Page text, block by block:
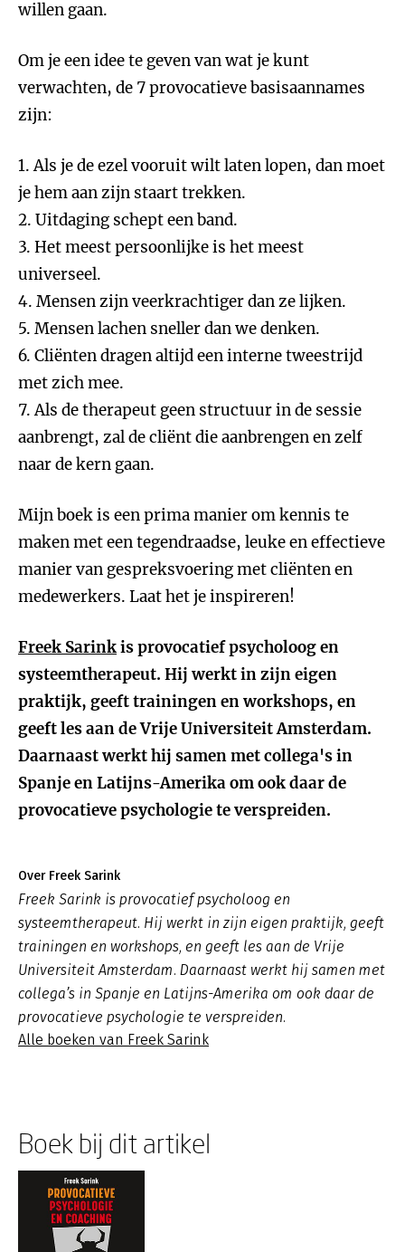
willen gaan.
Om je een idee te geven van wat je kunt
verwachten, de 7 provocatieve basisaannames
zijn:
1. Als je de ezel vooruit wilt laten lopen, dan moet
je hem aan zijn staart trekken.
2. Uitdaging schept een band.
3. Het meest persoonlijke is het meest
universeel.
4. Mensen zijn veerkrachtiger dan ze lijken.
5. Mensen lachen sneller dan we denken.
6. Cliënten dragen altijd een interne tweestrijd
met zich mee.
7. Als de therapeut geen structuur in de sessie
aanbrengt, zal de cliënt die aanbrengen en zelf
naar de kern gaan.
Mijn boek is een prima manier om kennis te
maken met een tegendraadse, leuke en effectieve
manier van gespreksvoering met cliënten en
medewerkers. Laat het je inspireren!
Freek Sarinkis provocatief psycholoog en
systeemtherapeut. Hij werkt in zijn eigen
praktijk, geeft trainingen en workshops, en
geeft les aan de Vrije Universiteit Amsterdam.
Daarnaast werkt hij samen met collega's in
Spanje en Latijns-Amerika om ook daar de
provocatieve psychologie te verspreiden.
Over Freek Sarink
Freek Sarink is provocatief psycholoog en
systeemtherapeut. Hij werkt in zijn eigen praktijk, geeft
trainingen en workshops, en geeft les aan de Vrije
Universiteit Amsterdam. Daarnaast werkt hij samen met
collega’s in Spanje en Latijns-Amerika om ook daar de
provocatieve psychologie te verspreiden.
Alle boeken van Freek Sarink
Boek bij dit artikel